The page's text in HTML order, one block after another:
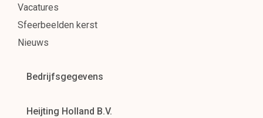
Vacatures
Sfeerbeelden kerst
Nieuws
Bedrijfsgegevens
Heijting Holland B.V.